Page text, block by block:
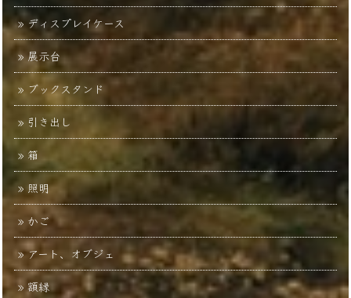
ディスプレイケース
展示台
ブックスタンド
引き出し
箱
照明
かご
アート、オブジェ
額縁